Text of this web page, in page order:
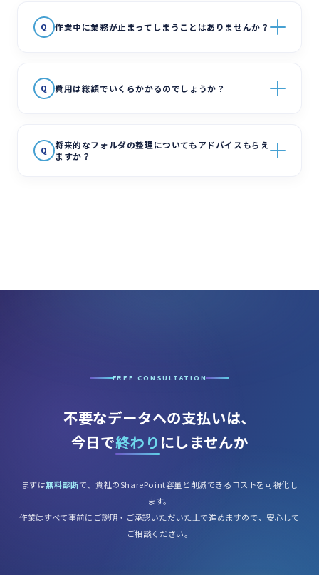
Q 作業中に業務が止まってしまうことはありませんか？
Q 費用は総額でいくらかかるのでしょうか？
Q
将来的なフォルダの整理についてもアドバイスもらえ
ますか？
FREE CONSULTATION
不要なデータへの支払いは、
今日で終わり にしませんか
まずは無料診断で、貴社のSharePoint容量と削減できるコストを可視化し
ます。
作業はすべて事前にご説明・ご承認いただいた上で進めますので、安心して
ご相談ください。